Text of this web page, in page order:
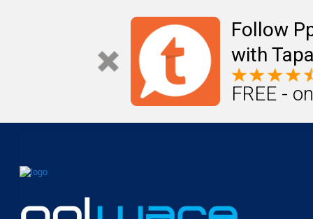
Follow
with
FREE -